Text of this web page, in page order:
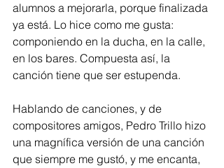
alumnos a mejorarla, porque finalizada
ya está. Lo hice como me gusta:
componiendo en la ducha, en la calle,
en los bares. Compuesta así, la
canción tiene que ser estupenda.
Hablando de canciones, y de
compositores amigos, Pedro Trillo hizo
una magnífica versión de una canción
que siempre me gustó, y me encanta,